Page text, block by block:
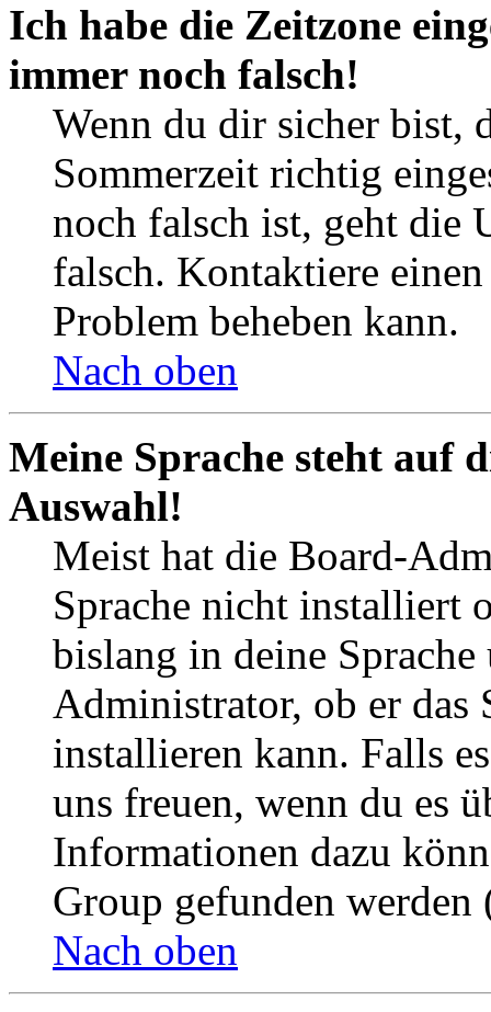
Ich habe die Zeitzone
immer noch falsch!
Wenn du dir sicher bist,
Sommerzeit richtig
noch falsch ist, geht die
falsch. Kontaktiere
Problem beheben kann.
Nach oben
Meine Sprache steht auf
Auswahl!
Meist hat die Board-
Sprache nicht installiert
bislang in deine
Administrator, ob er das
installieren kann. Falls
uns freuen, wenn du es
Informationen dazu
Group gefunden
Nach oben